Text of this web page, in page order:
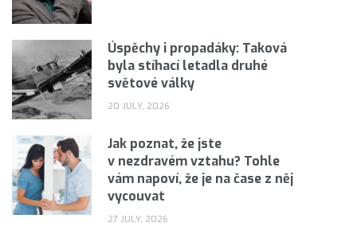
Úspěchy i propadáky: Taková
byla stíhací letadla druhé
světové války
20 JULY, 2026
Jak poznat, že jste
v nezdravém vztahu? Tohle
vám napoví, že je na čase z něj
vycouvat
27 JULY, 2026